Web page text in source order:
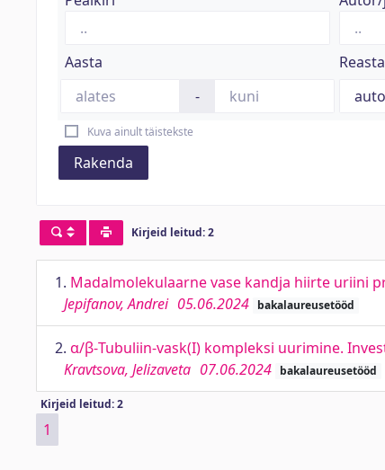
Aasta
-
Reasta
Kuva ainult täistekste
Rakenda
Kirjeid leitud: 2
1. Madalmolekulaarne vase kandja hiirte uriini
Jepifanov, Andrei 05.06.2024 bakalaureusetööd
2. α/β-Tubuliin-vask(I) kompleksi uurimine.
Kravtsova, Jelizaveta 07.06.2024 bakalaureusetööd
Kirjeid leitud: 2
1